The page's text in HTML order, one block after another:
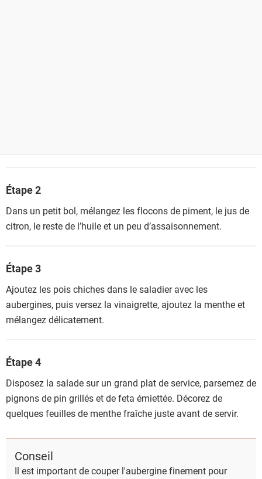
Étape 2
Dans un petit bol, mélangez les flocons de piment, le jus de
citron, le reste de l’huile et un peu d’assaisonnement.
Étape 3
Ajoutez les pois chiches dans le saladier avec les
aubergines, puis versez la vinaigrette, ajoutez la menthe et
mélangez délicatement.
Étape 4
Disposez la salade sur un grand plat de service, parsemez de
pignons de pin grillés et de feta émiettée. Décorez de
quelques feuilles de menthe fraîche juste avant de servir.
Conseil
Il est important de couper l'aubergine finement pour